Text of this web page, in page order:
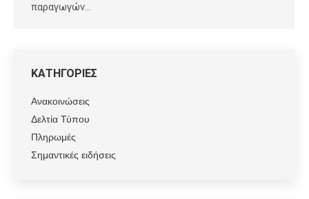
παραγωγών…
ΚΑΤΗΓΟΡΙΕΣ
Ανακοινώσεις
Δελτία Τύπου
Πληρωμές
Σημαντικές ειδήσεις